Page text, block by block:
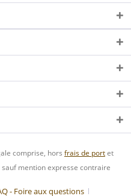
comprise, hors frais de portet
mention expresse contraire
- Foire aux questions